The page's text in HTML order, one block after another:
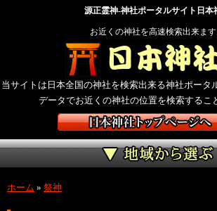
源正霊神-神社ポータルサイト日本
お近くの神社を高速検索出来ます
当サイトは日本全国の神社を検索出来る神社ポータ
データでお近くの神社の位置を検索するこ
ホーム » 祭神